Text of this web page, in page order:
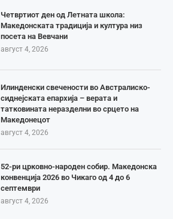
Четвртиот ден од Летната школа:
Македонската традиција и култура низ
посета на Вевчани
август 4, 2026
Илинденски свечености во Австралиско-
сиднејската епархија – верата и
татковината неразделни во срцето на
Македонецот
август 4, 2026
52-ри црковно-народен собир. Македонска
конвенција 2026 во Чикаго од 4 до 6
септември
август 4, 2026